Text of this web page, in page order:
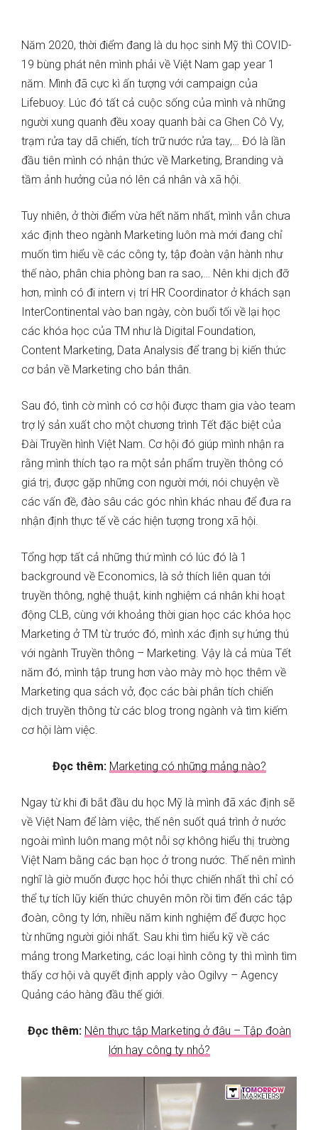
Năm 2020, thời điểm đang là du học sinh Mỹ thì COVID-
19 bùng phát nên mình phải về Việt Nam gap year 1
năm. Mình đã cực kì ấn tượng với campaign của
Lifebuoy. Lúc đó tất cả cuộc sống của mình và những
người xung quanh đều xoay quanh bài ca Ghen Cô Vy,
trạm rửa tay dã chiến, tích trữ nước rửa tay,… Đó là lần
đầu tiên mình có nhận thức về Marketing, Branding và
tầm ảnh hưởng của nó lên cá nhân và xã hội.
Tuy nhiên, ở thời điểm vừa hết năm nhất, mình vẫn chưa
xác định theo ngành Marketing luôn mà mới đang chỉ
muốn tìm hiểu về các công ty, tập đoàn vận hành như
thế nào, phân chia phòng ban ra sao,… Nên khi dịch đỡ
hơn, mình có đi intern vị trí HR Coordinator ở khách sạn
InterContinental vào ban ngày, còn buổi tối về lại học
các khóa học của TM như là Digital Foundation,
Content Marketing, Data Analysis để trang bị kiến thức
cơ bản về Marketing cho bản thân.
Sau đó, tình cờ mình có cơ hội được tham gia vào team
trợ lý sản xuất cho một chương trình Tết đặc biệt của
Đài Truyền hình Việt Nam. Cơ hội đó giúp mình nhận ra
rằng mình thích tạo ra một sản phẩm truyền thông có
giá trị, được gặp những con người mới, nói chuyện về
các vấn đề, đào sâu các góc nhìn khác nhau để đưa ra
nhận định thực tế về các hiện tượng trong xã hội.
Tổng hợp tất cả những thứ mình có lúc đó là 1
background về Economics, là sở thích liên quan tới
truyền thông, nghệ thuật, kinh nghiệm cá nhân khi hoạt
động CLB, cùng với khoảng thời gian học các khóa học
Marketing ở TM từ trước đó, mình xác định sự hứng thú
với ngành Truyền thông – Marketing. Vậy là cả mùa Tết
năm đó, mình tập trung hơn vào mày mò học thêm về
Marketing qua sách vở, đọc các bài phân tích chiến
dịch truyền thông từ các blog trong ngành và tìm kiếm
cơ hội làm việc.
Đọc thêm: Marketing có những mảng nào?
Ngay từ khi đi bắt đầu du học Mỹ là mình đã xác định sẽ
về Việt Nam để làm việc, thế nên suốt quá trình ở nước
ngoài mình luôn mang một nỗi sợ không hiểu thị trường
Việt Nam bằng các bạn học ở trong nước. Thế nên mình
nghĩ là giờ muốn được học hỏi thực chiến nhất thì chỉ có
thể tự tích lũy kiến thức chuyên môn rồi tìm đến các tập
đoàn, công ty lớn, nhiều năm kinh nghiệm để được học
từ những người giỏi nhất. Sau khi tìm hiểu kỹ về các
mảng trong Marketing, các loại hình công ty thì mình tìm
thấy cơ hội và quyết định apply vào Ogilvy – Agency
Quảng cáo hàng đầu thế giới.
Đọc thêm: Nên thực tập Marketing ở đâu – Tập đoàn
lớn hay công ty nhỏ?